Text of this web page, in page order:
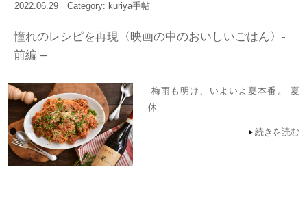
2022.06.29 Category: kuriya手帖
憧れのレシピを再現〈映画の中のおいしいごはん〉-
前編 –
梅雨も明け、いよいよ夏本番。 夏
休...
続きを読む